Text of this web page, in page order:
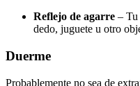
Reflejo de agarre – Tu
dedo, juguete u otro
Duerme
Probablemente no sea de